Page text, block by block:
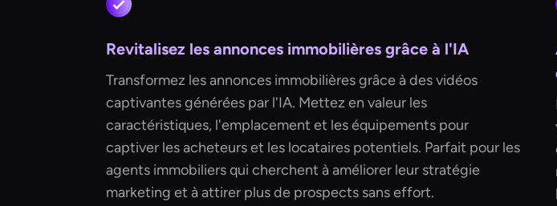
Revitalisez les annonces immobilières grâce à l'IA
Transformez les annonces immobilières grâce à des vidéos
captivantes générées par l'IA. Mettez en valeur les
caractéristiques, l'emplacement et les équipements pour
captiver les acheteurs et les locataires potentiels. Parfait pour les
agents immobiliers qui cherchent à améliorer leur stratégie
marketing et à attirer plus de prospects sans effort.